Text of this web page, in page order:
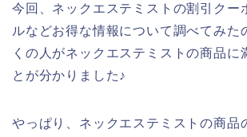
今回、ネックエステミストの割引クー
ルなどお得な情報について調べてみた
くの人がネックエステミストの商品に
とが分かりました♪
やっぱり、ネックエステミストの商品